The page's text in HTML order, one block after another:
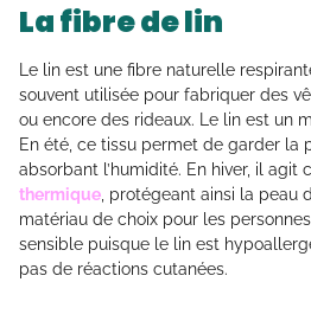
La fibre de lin
Le lin est une fibre naturelle
souvent utilisée pour fabriquer des
ou encore des rideaux. Le lin est un
En été, ce tissu permet de garder la
absorbant l’humidité. En hiver, il agit
thermique, protégeant ainsi la peau
matériau de choix pour les
sensible puisque le lin est
pas de réactions cutanées.